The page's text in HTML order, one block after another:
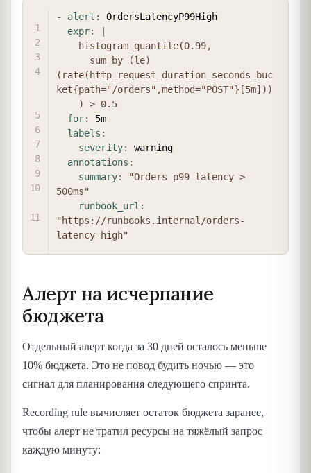
- alert :
OrdersLatencyP99High
expr:
(rate(http_request_duration_seconds_buc
ket{path="/orders",method="POST"}[5m]))
    ) > 0.5
for:
5m
labels :
severity:
warning
annotations :
summary:
"Orders p99 latency >
500ms"
runbook_url :
"https://runbooks.internal/orders-
latency-high"
Алерт на исчерпание
бюджета
Отдельный алерт когда за 30 дней осталось меньше
10% бюджета. Это не повод будить ночью — это
сигнал для планирования следующего спринта.
Recording rule вычисляет остаток бюджета заранее,
чтобы алерт не тратил ресурсы на тяжёлый запрос
каждую минуту: